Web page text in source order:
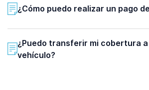
¿Cómo puedo realizar un pago
¿Puedo transferir mi cobertura a
vehículo?